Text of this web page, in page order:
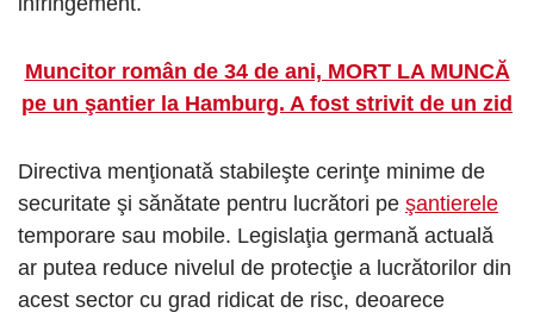
Muncitor român de 34 de ani, MORT LA MUNCĂ
pe un şantier la Hamburg. A fost strivit de un zid
Directiva menţionată stabileşte cerinţe minime de
securitate şi sănătate pentru lucrători pe şantierele
temporare sau mobile. Legislaţia germană actuală
ar putea reduce nivelul de protecţie a lucrătorilor din
acest sector cu grad ridicat de risc, deoarece